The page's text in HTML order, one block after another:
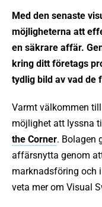
Med den senaste
möjligheterna att
en säkrare affär.
kring ditt företags
tydlig bild av vad de
Varmt välkommen
möjlighet att lyssna
the Corner. Bolagen
affärsnytta genom
marknadsföring och
veta mer om Visual